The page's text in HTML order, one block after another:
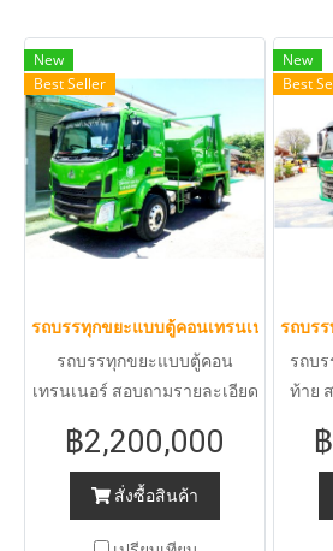
New
Best Seller
รถบรรทุกขยะแบบตู้คอนเทรนเนอร์
รถบรรทุกขยะแบบตู้คอน
เทรนเนอร์ สอบถามรายละเอียด
080-020-6521 คุณกรวรรณ
092-249-2692 คุณนนท์ทต
฿2,200,000
สั่งซื้อสินค้า
New
Best
รถบรร
รถบ
ท้าย